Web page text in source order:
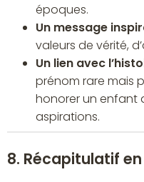
époques.
Un message
valeurs de vérité,
Un lien avec
prénom rare mais
honorer un enfant
aspirations.
8. Récapitulatif